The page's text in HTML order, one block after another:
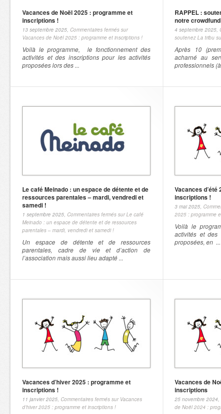
Vacances de Noël 2025 : programme et
inscriptions !
13 septembre 2025, Commentaires fermés sur
Vacances de Noël 2025 : programme et inscriptions !
Voilà le programme, le fonctionnement des
activités et des inscriptions pour les activités
proposées lors des ...
RAPPEL :
notre
4 septembre 2025,
soutenez La tribu
Après 10
acharné au
professionnels
Le café Meinado : un espace de détente et de
ressources parentales – mardi, vendredi et
samedi !
1 septembre 2025, Commentaires fermés sur Le café
Meinado : un espace de détente et de ressources
parentales – mardi, vendredi et samedi !
Un espace de détente et de ressources
parentales, cadre de vie et d’action de
l’association mais aussi lieu adapté ...
Vacances
inscriptions !
3 mai 2025,
2025 : programme
Voilà le
activités et des
proposées, en ...
Vacances d’hiver 2025 : programme et
inscriptions !
11 janvier 2025, Commentaires fermés sur Vacances
d’hiver 2025 : programme et inscriptions !
Vacances de
inscriptions
25 novembre 2024,
de Noël 2024 :